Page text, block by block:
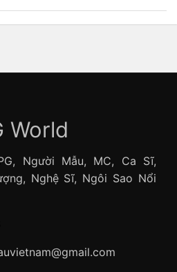
World
Người Mẫu, MC, Ca Sĩ,
Nghệ Sĩ, Ngôi Sao Nổi